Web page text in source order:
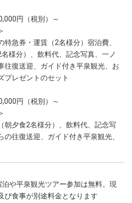
円（税別）～
急券・運賃（2名様分）宿泊費、
様分）、飲料代、記念写真、一ノ
往復送迎、ガイド付き平泉観光、お
プレゼントのセット
円（税別）～
朝夕食2名様分）、飲料代、記念写
の往復送迎、ガイド付き平泉観光、
や平泉観光ツアー参加は無料。現
び食事が別途料金となります